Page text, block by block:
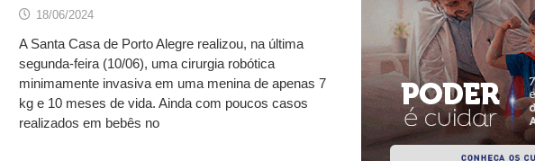
18/06/2024
A Santa Casa de Porto Alegre realizou, na última
segunda-feira (10/06), uma cirurgia robótica
minimamente invasiva em uma menina de apenas 7
kg e 10 meses de vida. Ainda com poucos casos
realizados em bebês no